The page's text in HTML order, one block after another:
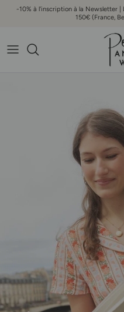
Aller au contenu
-10% à l'inscription à la Newsletter
150€ (France,